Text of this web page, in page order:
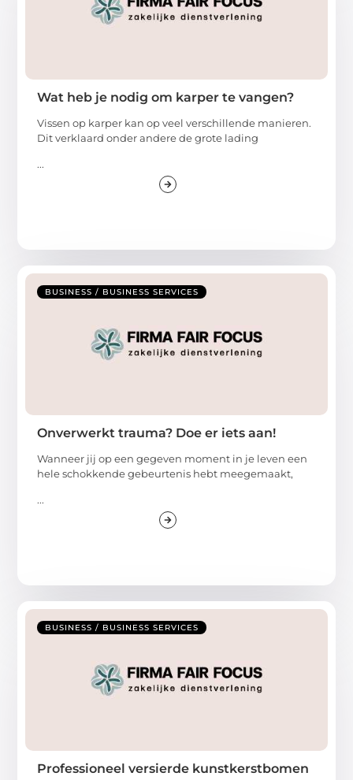
Wat heb je nodig om karper te vangen?
Vissen op karper kan op veel verschillende manieren.
Dit verklaard onder andere de grote lading
...
BUSINESS / BUSINESS SERVICES
Onverwerkt trauma? Doe er iets aan!
Wanneer jij op een gegeven moment in je leven een
hele schokkende gebeurtenis hebt meegemaakt,
...
BUSINESS / BUSINESS SERVICES
Professioneel versierde kunstkerstbomen